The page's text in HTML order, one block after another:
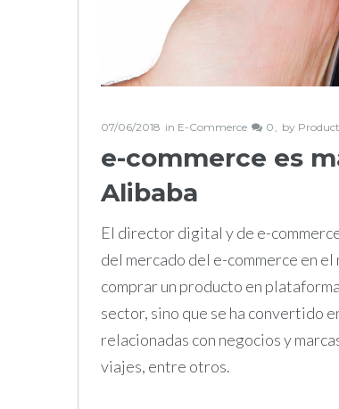
07/06/2018 in E-Commerce 0 by
e-commerce es
Alibaba
El director digital y de e-
del mercado del e-commerce en
comprar un producto en
sector, sino que se ha convertido
relacionadas con negocios y
viajes, entre otros.